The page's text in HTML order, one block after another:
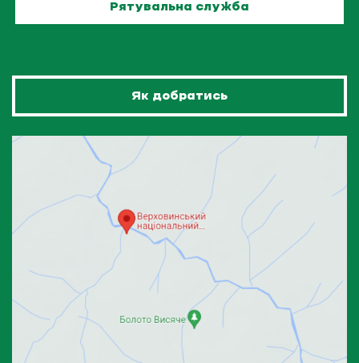
Рятувальна служба
Як добратись